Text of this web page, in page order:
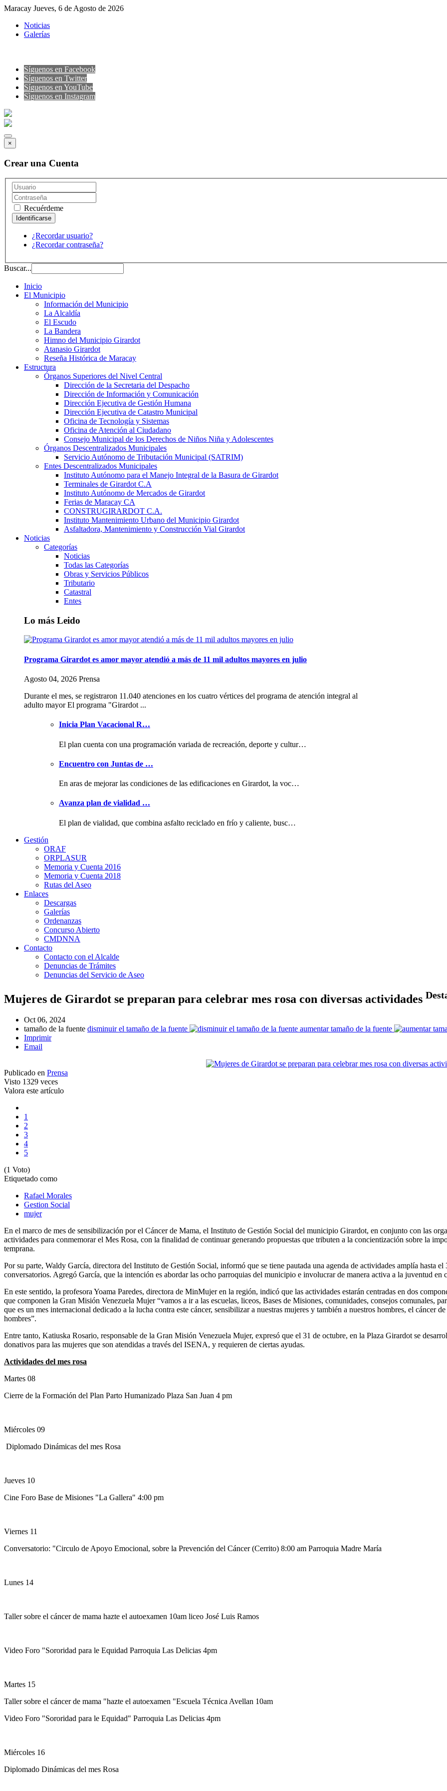
Maracay Jueves, 6 de Agosto de 2026
Noticias
Galerías
Síguenos en Facebook
Síguenos en Twitter
Síguenos en YouTube
Sìguenos en Instagram
×
Crear una Cuenta
Recuérdeme
¿Recordar usuario?
¿Recordar contraseña?
Buscar...
Inicio
El Municipio
Información del Municipio
La Alcaldía
El Escudo
La Bandera
Himno del Municipio Girardot
Atanasio Girardot
Reseña Histórica de Maracay
Estructura
Órganos Superiores del Nivel Central
Dirección de la Secretaria del Despacho
Dirección de Información y Comunicación
Dirección Ejecutiva de Gestión Humana
Dirección Ejecutiva de Catastro Municipal
Oficina de Tecnología y Sistemas
Oficina de Atención al Ciudadano
Consejo Municipal de los Derechos de Niños Niña y Adolescentes
Órganos Descentralizados Municipales
Servicio Autónomo de Tributación Municipal (SATRIM)
Entes Descentralizados Municipales
Instituto Autónomo para el Manejo Integral de la Basura de Girardot
Terminales de Girardot C.A
Instituto Autónomo de Mercados de Girardot
Ferias de Maracay CA
CONSTRUGIRARDOT C.A.
Instituto Mantenimiento Urbano del Municipio Girardot
Asfaltadora, Mantenimiento y Construcción Vial Girardot
Noticias
Categorías
Noticias
Todas las Categorías
Obras y Servicios Públicos
Tributario
Catastral
Entes
Lo más Leido
Programa Girardot es amor mayor atendió a más de 11 mil adultos mayores en julio
Agosto 04, 2026 Prensa
Durante el mes, se registraron 11.040 atenciones en los cuatro vértices del programa de atención integral al
adulto mayor El programa "Girardot ...
Inicia Plan Vacacional R…
El plan cuenta con una programación variada de recreación, deporte y cultur…
Encuentro con Juntas de …
En aras de mejorar las condiciones de las edificaciones en Girardot, la voc…
Avanza plan de vialidad …
El plan de vialidad, que combina asfalto reciclado en frío y caliente, busc…
Gestión
ORAF
ORPLASUR
Memoria y Cuenta 2016
Memoria y Cuenta 2018
Rutas del Aseo
Enlaces
Descargas
Galerías
Ordenanzas
Concurso Abierto
CMDNNA
Contacto
Contacto con el Alcalde
Denuncias de Trámites
Denuncias del Servicio de Aseo
Mujeres de Girardot se preparan para celebrar mes rosa con diversas actividades
Oct 06, 2024
tamaño de la fuente disminuir el tamaño de la fuente
aumentar tamaño de la fuente
Imprimir
Email
Publicado en Prensa
Visto 1329 veces
Valora este artículo
1
2
3
4
5
(1 Voto)
Etiquetado como
Rafael Morales
Gestion Social
mujer
En el marco de mes de sensibilización por el Cáncer de Mama, el Instituto de Gestión Social del municipio Girardot, en conjunto con las
actividades para conmemorar el Mes Rosa, con la finalidad de continuar generando propuestas que tributen a la concientización sobre la
temprana.
Por su parte, Waldy García, directora del Instituto de Gestión Social, informó que se tiene pautada una agenda de actividades amplía hasta
conversatorios. Agregó García, que la intención es abordar las ocho parroquias del municipio e involucrar de manera activa a la juventud en
En este sentido, la profesora Yoama Paredes, directora de MinMujer en la región, indicó que las actividades estarán centradas en dos
que componen la Gran Misión Venezuela Mujer “vamos a ir a las escuelas, liceos, Bases de Misiones, comunidades, consejos comunales,
que es un mes internacional dedicado a la lucha contra este cáncer, sensibilizar a nuestras mujeres y también a nuestros hombres, el cáncer
hombres”.
Entre tanto, Katiuska Rosario, responsable de la Gran Misión Venezuela Mujer, expresó que el 31 de octubre, en la Plaza Girardot se
donativos para las mujeres que son atendidas a través del ISENA, y requieren de ciertas ayudas.
Actividades del mes rosa
Martes 08
Cierre de la Formación del Plan Parto Humanizado Plaza San Juan 4 pm
Miércoles 09
Diplomado Dinámicas del mes Rosa
Jueves 10
Cine Foro Base de Misiones "La Gallera" 4:00 pm
Viernes 11
Conversatorio: "Circulo de Apoyo Emocional, sobre la Prevención del Cáncer (Cerrito) 8:00 am Parroquia Madre María
Lunes 14
Taller sobre el cáncer de mama hazte el autoexamen 10am liceo José Luis Ramos
Video Foro "Sororidad para le Equidad Parroquia Las Delicias 4pm
Martes 15
Taller sobre el cáncer de mama "hazte el autoexamen "Escuela Técnica Avellan 10am
Video Foro "Sororidad para le Equidad" Parroquia Las Delicias 4pm
Miércoles 16
Diplomado Dinámicas del mes Rosa